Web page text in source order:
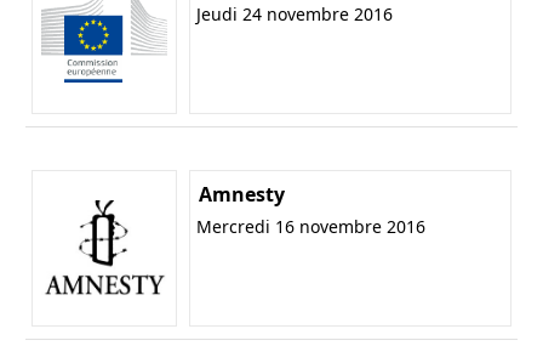
Jeudi 24 novembre 2016
Amnesty
Mercredi 16 novembre 2016